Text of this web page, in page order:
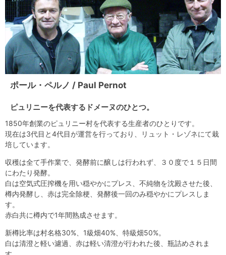
ポール・ペルノ / Paul Pernot
ピュリニーを代表するドメーヌのひとつ。
1850年創業のピュリニー村を代表する生産者のひとりです。
現在は3代目と4代目が運営を行っており、リュット・レゾネにて栽
培しています。
収穫は全て手作業で、発酵前に醸しは行われず、３０度で１５日間
にわたり発酵。
白は空気式圧搾機を用い穏やかにプレス、不純物を沈殿させた後、
樽内発酵し、赤は完全除梗、発酵後一回のみ穏やかにプレスしま
す。
赤白共に樽内で1年間熟成させます。
新樽比率は村名格30%、1級畑40%、特級畑50%。
白は清澄と軽い濾過、赤は軽い清澄が行われた後、瓶詰めされま